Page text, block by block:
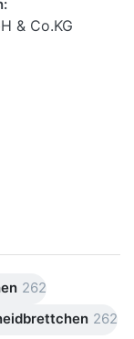
& Co.KG
262
262